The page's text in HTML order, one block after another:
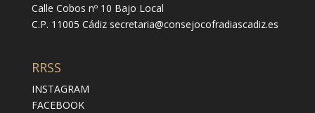
Calle Cobos nº 10 Bajo Local
C.P. 11005 Cádiz secretaria@consejocofradiascadiz.es
RRSS
INSTAGRAM
FACEBOOK